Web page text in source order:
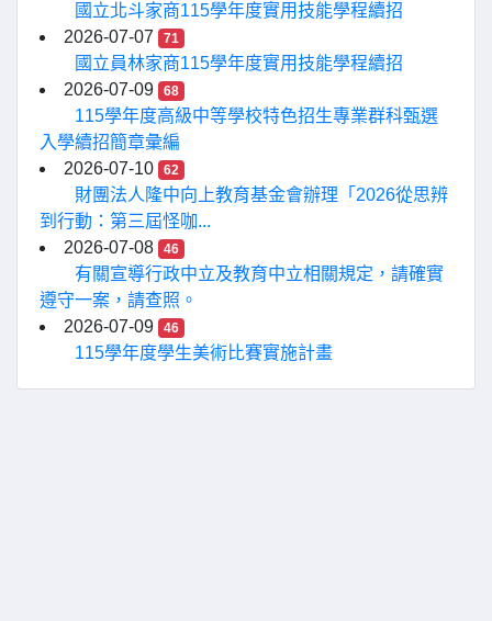
國立北斗家商115學年度實用技能學程續招
2026-07-07
71
國立員林家商115學年度實用技能學程續招
2026-07-09
68
115學年度高級中等學校特色招生專業群科甄選
入學續招簡章彙編
2026-07-10
62
財團法人隆中向上教育基金會辦理「2026從思辨
到行動：第三屆怪咖...
2026-07-08
46
有關宣導行政中立及教育中立相關規定，請確實
遵守一案，請查照。
2026-07-09
46
115學年度學生美術比賽實施計畫